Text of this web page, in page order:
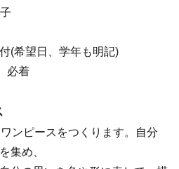
(希望日、学年も明記)
必着
ンピースをつくります。自分
集め、